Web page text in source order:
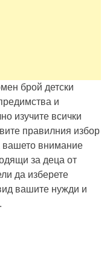
брой детски
и
изучите всички
правилния избор
вашето внимание
за деца от
да изберете
вашите нужди и